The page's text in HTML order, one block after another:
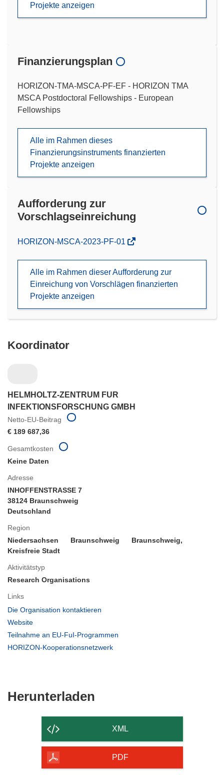
Projekte anzeigen
Finanzierungsplan
HORIZON-TMA-MSCA-PF-EF - HORIZON TMA
MSCA Postdoctoral Fellowships - European
Fellowships
Alle im Rahmen dieses
Finanzierungsinstruments finanzierten
Projekte anzeigen
Aufforderung zur
Vorschlagseinreichung
(öffnet
Fenster)
HORIZON-MSCA-2023-PF-01
Alle im Rahmen dieser Aufforderung zur
Einreichung von Vorschlägen finanzierten
Projekte anzeigen
Koordinator
HELMHOLTZ-ZENTRUM FUR
INFEKTIONSFORSCHUNG GMBH
Netto-EU-Beitrag
€ 189 687,36
Adresse
INHOFFENSTRASSE 7
38124 Braunschweig
Deutschland
Region
Niedersachsen
Braunschweig
Braunschweig,
Kreisfreie Stadt
Aktivitätstyp
Research Organisations
Links
Die Organisation kontaktieren
Website
in
Fenster)
Teilnahme an EU-FuI-Programmen
HORIZON-Kooperationsnetzwerk
Gesamtkosten
Keine Daten
Herunterladen
der
Seite
herunterladen
XML
PDF